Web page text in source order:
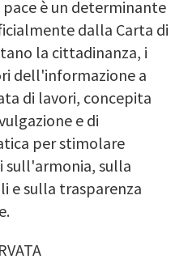
è un determinante
dalla Carta di
la cittadinanza, i
dell'informazione a
di lavori, concepita
e di
per stimolare
sulla
e sulla trasparenza